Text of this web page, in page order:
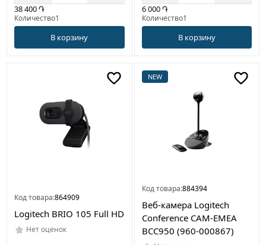
38 400 ֏
Количество1
В корзину
6 000 ֏
Количество1
В корзину
Код товара:864909
Logitech BRIO 105 Full HD
Нет оценок
NEW
Код товара:884394
Веб-камера Logitech
Conference CAM-EMEA
BCC950 (960-000867)